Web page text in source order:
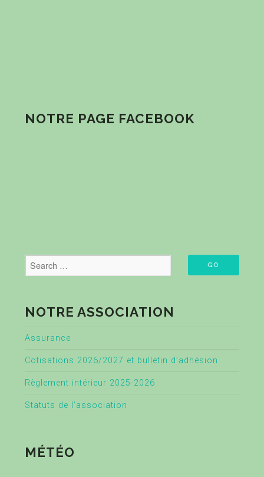
NOTRE PAGE FACEBOOK
NOTRE ASSOCIATION
Assurance
Cotisations 2026/2027 et bulletin d’adhésion
Règlement intérieur 2025-2026
Statuts de l’association
MÉTÉO